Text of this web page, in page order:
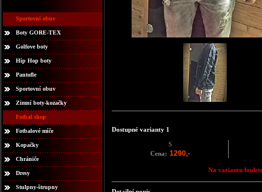
Sportovní obuv
Boty GORE-TEX
Golfove boty
Hip Hop boty
Pantofle
Sportovní obuv
Zimní boty-kozačky
Fotbal shop
Fotbalové míče
Kopačky
Chrániče
Dresy
Stulpny-štrupny
Dostupné varianty 1
S
Cena: 1290,-
Na variantu